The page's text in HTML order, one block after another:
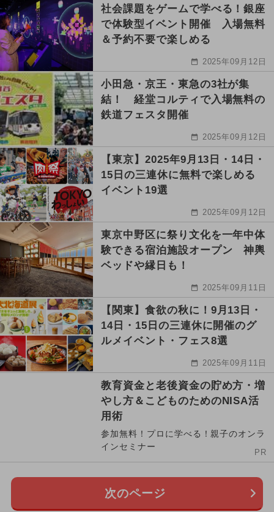
社会課題をゲームで学べる！銀座
で体験型イベント開催 入場無料
＆予約不要で楽しめる
2025年09月12日
小田急・京王・東急の3社が集
結！ 経堂コルティで入場無料の
鉄道フェスタ開催
2025年09月12日
【東京】2025年9月13日・14日・
15日の三連休に無料で楽しめる
イベント19選
2025年09月12日
東京中野区に祭り文化を一年中体
験できる宿泊施設オープン 神輿
ベッドや縁日も！
2025年09月11日
【関東】食欲の秋に！9月13日・
14日・15日の三連休に開催のグ
ルメイベント・フェス8選
2025年09月11日
教育資金と老後資金の貯め方・増
やし方＆こどものためのNISA活
用術
参加無料！プロに学べる！親子のオンラ
インセミナー
PR
次のページ